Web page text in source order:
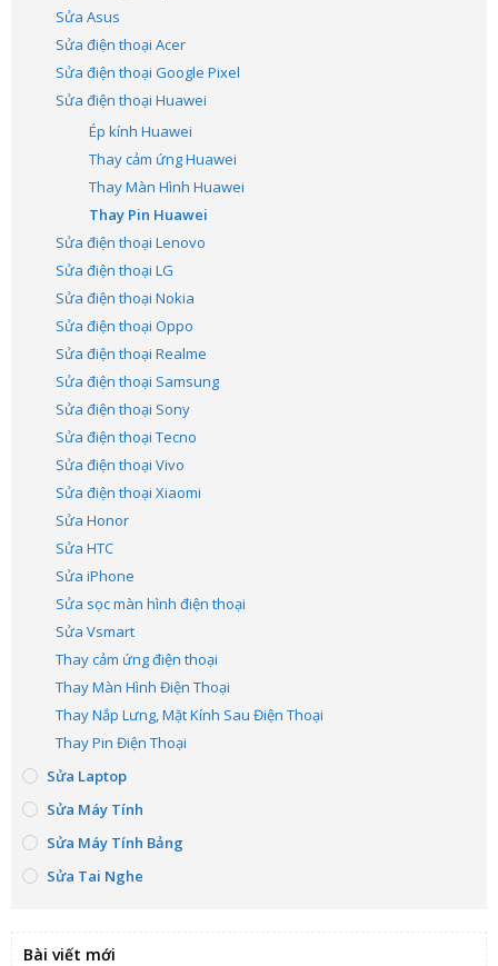
Sửa Asus
Sửa điện thoại Acer
Sửa điện thoại Google Pixel
Sửa điện thoại Huawei
Ép kính Huawei
Thay cảm ứng Huawei
Thay Màn Hình Huawei
Thay Pin Huawei
Sửa điện thoại Lenovo
Sửa điện thoại LG
Sửa điện thoại Nokia
Sửa điện thoại Oppo
Sửa điện thoại Realme
Sửa điện thoại Samsung
Sửa điện thoại Sony
Sửa điện thoại Tecno
Sửa điện thoại Vivo
Sửa điện thoại Xiaomi
Sửa Honor
Sửa HTC
Sửa iPhone
Sửa sọc màn hình điện thoại
Sửa Vsmart
Thay cảm ứng điện thoại
Thay Màn Hình Điện Thoại
Thay Nắp Lưng, Mặt Kính Sau Điện Thoại
Thay Pin Điện Thoại
Sửa Laptop
Sửa Máy Tính
Sửa Máy Tính Bảng
Sửa Tai Nghe
Bài viết mới